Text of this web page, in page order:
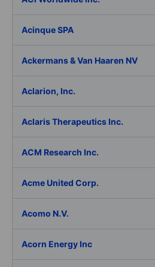
Acinque SPA
Ackermans & Van Haaren NV
Aclarion, Inc.
Aclaris Therapeutics Inc.
ACM Research Inc.
Acme United Corp.
Acomo N.V.
Acorn Energy Inc